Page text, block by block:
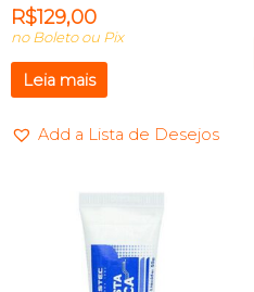
R$129,00
no Boleto ou Pix
Leia mais
Add a Lista de Desejos